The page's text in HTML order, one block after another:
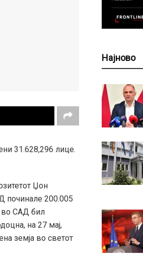
31.628,296 лицe.
Џон
починале 200.005
во САД бил
на 27 мај,
земја во светот
Најново